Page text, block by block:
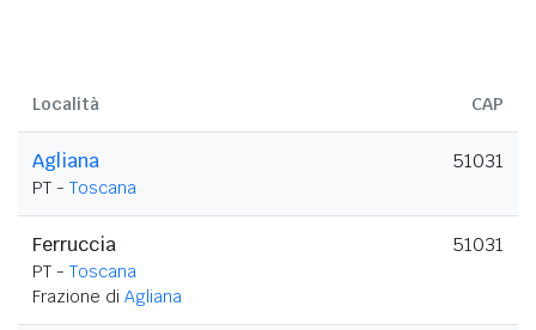
Località CAP
Agliana
PT - Toscana
51031
Ferruccia
PT - Toscana
Frazione di Agliana
51031